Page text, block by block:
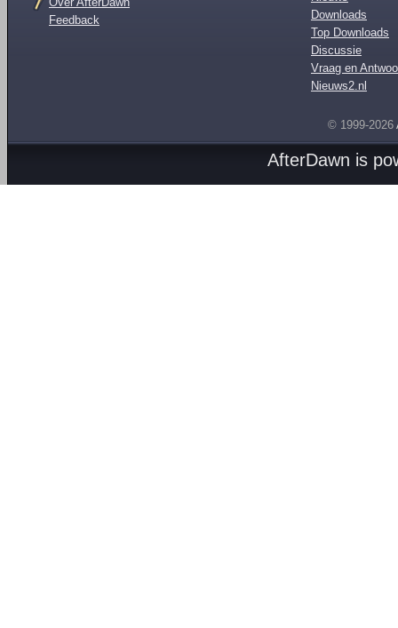
Feedback
Downloads
Top Downloads
Discussie
Vraag en
Nieuws2.nl
© 1999-2026
AfterDawn is